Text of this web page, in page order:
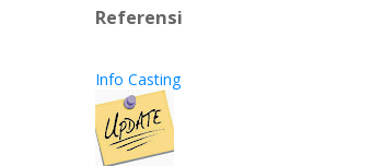
Referensi
Info Casting